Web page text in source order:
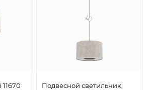
Подвесной светильник,